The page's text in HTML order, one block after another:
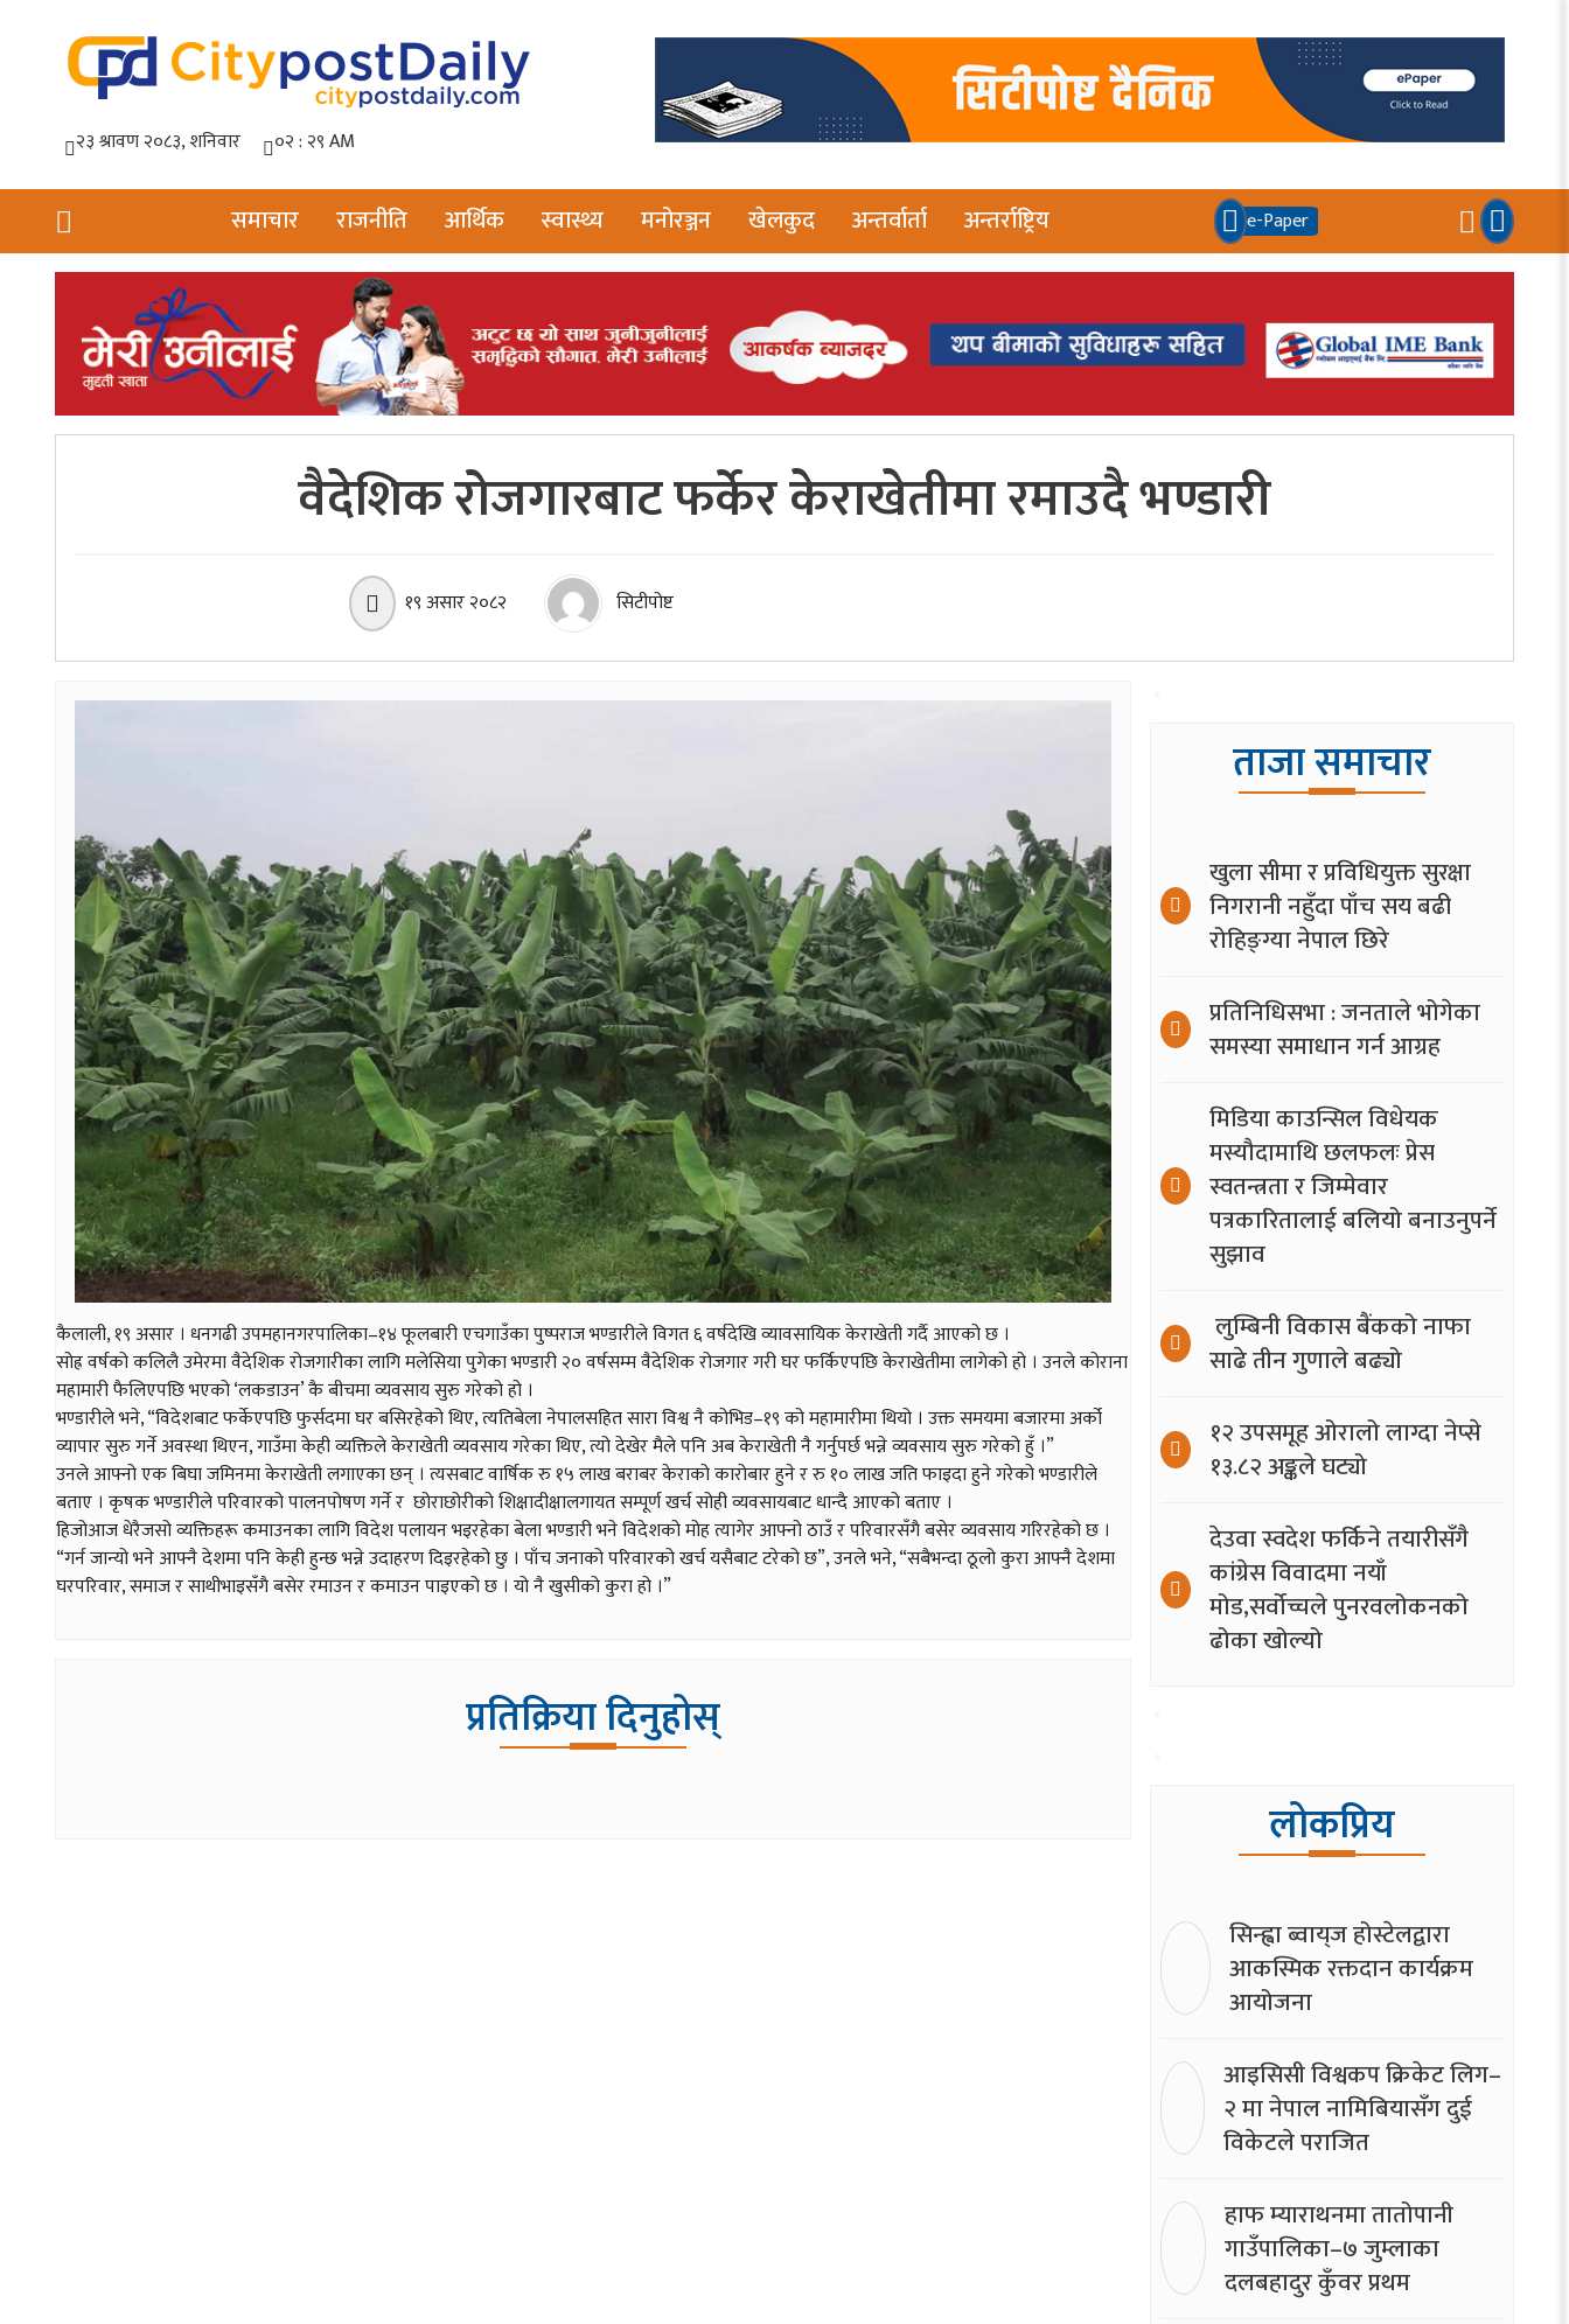
समाचार राजनीति आर्थिक स्वास्थ्य मनोरञ्जन खेलकुद अन्तर्वार्ता अन्तर्राष्ट्रिय e-Paper
वैदेशिक रोजगारबाट फर्केर केराखेतीमा रमाउदै भण्डारी
१९ असार २०८२ सिटीपोष्ट
कैलाली, १९ असार । धनगढी उपमहानगरपालिका–१४ फूलबारी एचगाउँका पुष्पराज भण्डारीले विगत ६ वर्षदेखि व्यावसायिक केराखेती गर्दै आएको छ ।
सोह्र वर्षको कलिलै उमेरमा वैदेशिक रोजगारीका लागि मलेसिया पुगेका भण्डारी २० वर्षसम्म वैदेशिक रोजगार गरी घर फर्किएपछि केराखेतीमा लागेको हो । उनले कोराना
महामारी फैलिएपछि भएको ‘लकडाउन’ कै बीचमा व्यवसाय सुरु गरेको हो ।
भण्डारीले भने, “विदेशबाट फर्केएपछि फुर्सदमा घर बसिरहेको थिए, त्यतिबेला नेपालसहित सारा विश्व नै कोभिड–१९ को महामारीमा थियो । उक्त समयमा बजारमा अर्को
व्यापार सुरु गर्ने अवस्था थिएन, गाउँमा केही व्यक्तिले केराखेती व्यवसाय गरेका थिए, त्यो देखेर मैले पनि अब केराखेती नै गर्नुपर्छ भन्ने व्यवसाय सुरु गरेको हुँ ।”
उनले आफ्नो एक बिघा जमिनमा केराखेती लगाएका छन् । त्यसबाट वार्षिक रु १५ लाख बराबर केराको कारोबार हुने र रु १० लाख जति फाइदा हुने गरेको भण्डारीले
बताए । कृषक भण्डारीले परिवारको पालनपोषण गर्ने र छोराछोरीको शिक्षादीक्षालगायत सम्पूर्ण खर्च सोही व्यवसायबाट धान्दै आएको बताए ।
हिजोआज धेरैजसो व्यक्तिहरू कमाउनका लागि विदेश पलायन भइरहेका बेला भण्डारी भने विदेशको मोह त्यागेर आफ्नो ठाउँ र परिवारसँगै बसेर व्यवसाय गरिरहेको छ ।
“गर्न जान्यो भने आफ्नै देशमा पनि केही हुन्छ भन्ने उदाहरण दिइरहेको छु । पाँच जनाको परिवारको खर्च यसैबाट टरेको छ”, उनले भने, “सबैभन्दा ठूलो कुरा आफ्नै देशमा
घरपरिवार, समाज र साथीभाइसँगै बसेर रमाउन र कमाउन पाइएको छ । यो नै खुसीको कुरा हो ।”
प्रतिक्रिया दिनुहोस्
ताजा समाचार
खुला सीमा र प्रविधियुक्त सुरक्षा
निगरानी नहुँदा पाँच सय बढी
रोहिङ्ग्या नेपाल छिरे
प्रतिनिधिसभा : जनताले भोगेका
समस्या समाधान गर्न आग्रह
मिडिया काउन्सिल विधेयक
मस्यौदामाथि छलफलः प्रेस
स्वतन्त्रता र जिम्मेवार
पत्रकारितालाई बलियो बनाउनुपर्ने
सुझाव
लुम्बिनी विकास बैंकको नाफा
साढे तीन गुणाले बढ्यो
१२ उपसमूह ओरालो लाग्दा नेप्से
१३.८२ अङ्कले घट्यो
देउवा स्वदेश फर्किने तयारीसँगै
कांग्रेस विवादमा नयाँ
मोड,सर्वोच्चले पुनरवलोकनको
ढोका खोल्यो
लोकप्रिय
सिन्ह्वा ब्वाय्‌ज होस्टेलद्वारा
आकस्मिक रक्तदान कार्यक्रम
आयोजना
आइसिसी विश्वकप क्रिकेट लिग–
२ मा नेपाल नामिबियासँग दुई
विकेटले पराजित
हाफ म्याराथनमा तातोपानी
गाउँपालिका–७ जुम्लाका
दलबहादुर कुँवर प्रथम